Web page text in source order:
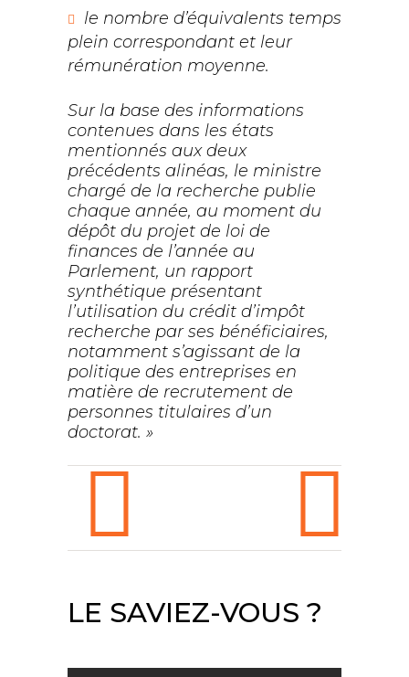
le nombre d’équivalents temps
plein correspondant et leur
rémunération moyenne.
Sur la base des informations
contenues dans les états
mentionnés aux deux
précédents alinéas, le ministre
chargé de la recherche publie
chaque année, au moment du
dépôt du projet de loi de
finances de l’année au
Parlement, un rapport
synthétique présentant
l’utilisation du crédit d’impôt
recherche par ses bénéficiaires,
notamment s’agissant de la
politique des entreprises en
matière de recrutement de
personnes titulaires d’un
doctorat. »
LE SAVIEZ-VOUS ?